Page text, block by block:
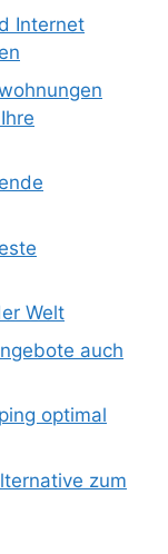
Internet
Welt
auch
optimal
zum